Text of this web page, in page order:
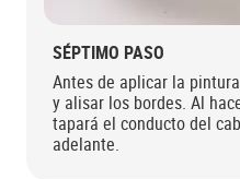
SÉPTIMO PASO
Antes de aplicar la
y alisar los bordes. Al
tapará el conducto del
adelante.